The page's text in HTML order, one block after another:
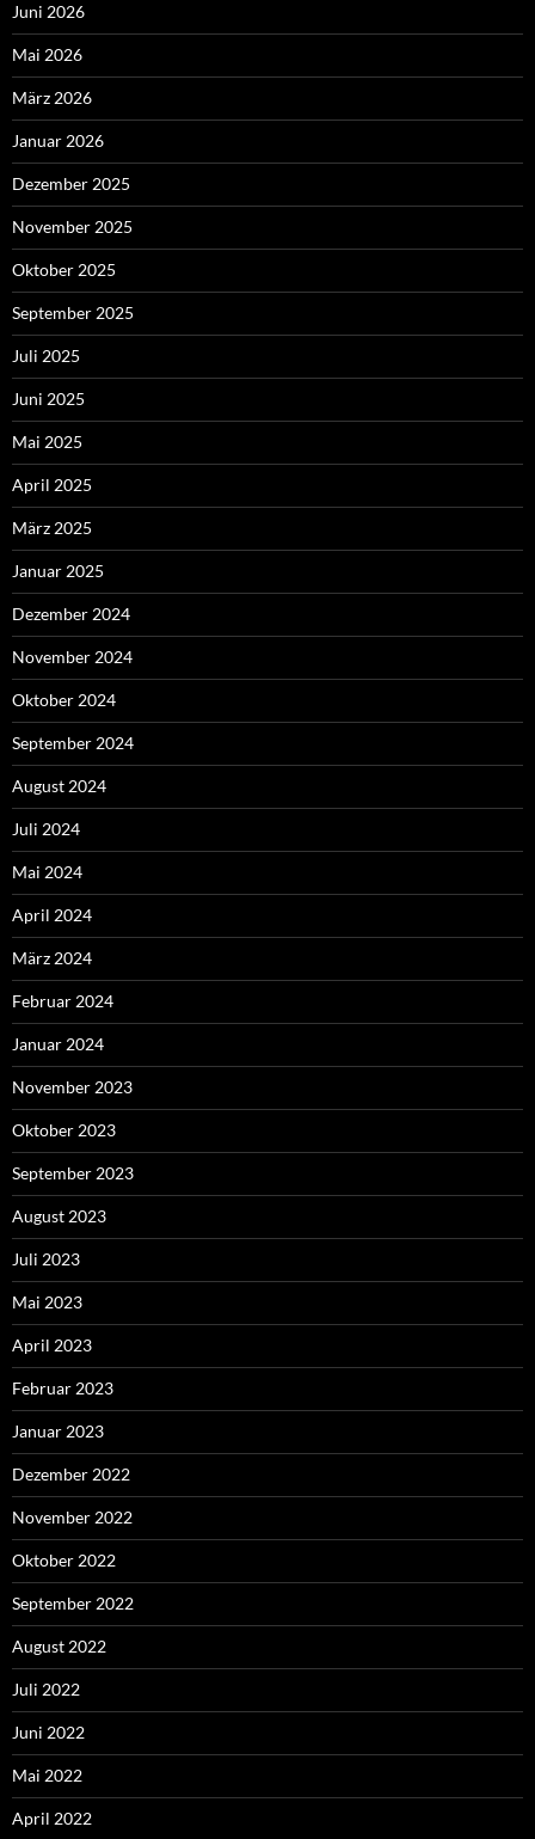
Juni 2026
Mai 2026
März 2026
Januar 2026
Dezember 2025
November 2025
Oktober 2025
September 2025
Juli 2025
Juni 2025
Mai 2025
April 2025
März 2025
Januar 2025
Dezember 2024
November 2024
Oktober 2024
September 2024
August 2024
Juli 2024
Mai 2024
April 2024
März 2024
Februar 2024
Januar 2024
November 2023
Oktober 2023
September 2023
August 2023
Juli 2023
Mai 2023
April 2023
Februar 2023
Januar 2023
Dezember 2022
November 2022
Oktober 2022
September 2022
August 2022
Juli 2022
Juni 2022
Mai 2022
April 2022